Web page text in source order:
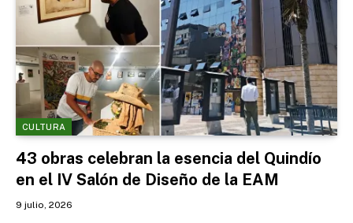
CULTURA
43 obras celebran la esencia del Quindío
en el IV Salón de Diseño de la EAM
9 julio, 2026